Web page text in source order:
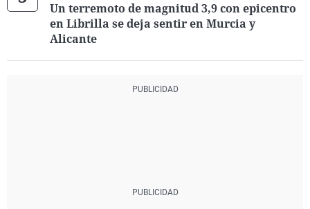
Un terremoto de magnitud 3,9 con epicentro
en Librilla se deja sentir en Murcia y
Alicante